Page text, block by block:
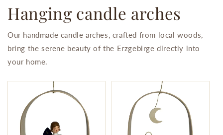
Hanging candle arches
Our handmade candle arches, crafted from local woods,
bring the serene beauty of the Erzgebirge directly into
your home.